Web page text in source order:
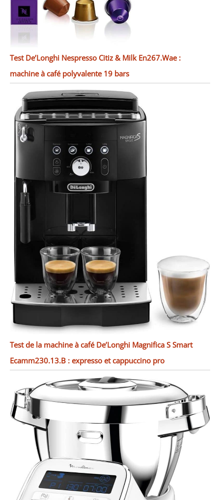
Test De’Longhi Nespresso Citiz & Milk En267.Wae :
machine à café polyvalente 19 bars
Test de la machine à café De’Longhi Magnifica S Smart
Ecamm230.13.B : expresso et cappuccino pro